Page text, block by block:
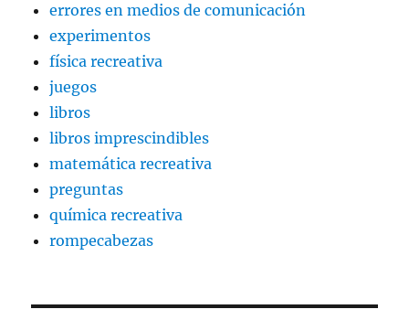
errores en medios de comunicación
experimentos
física recreativa
juegos
libros
libros imprescindibles
matemática recreativa
preguntas
química recreativa
rompecabezas